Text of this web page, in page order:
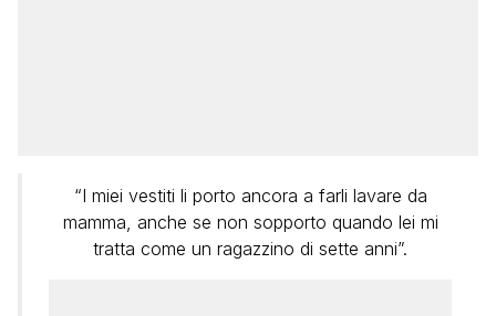
“I miei vestiti li porto ancora a farli lavare da
mamma, anche se non sopporto quando lei mi
tratta come un ragazzino di sette anni”.